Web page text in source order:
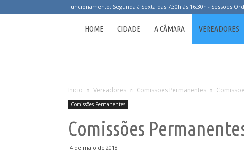
Funcionamento: Segunda à Sexta das 7:30h às 16:30h - Sessões
Câmara
de
HOME CIDADE A CÂMARA VEREADORES
Inicio Vereadores Comissões Permanentes
Comissões Permanentes
Comissões
4 de maio de 2018